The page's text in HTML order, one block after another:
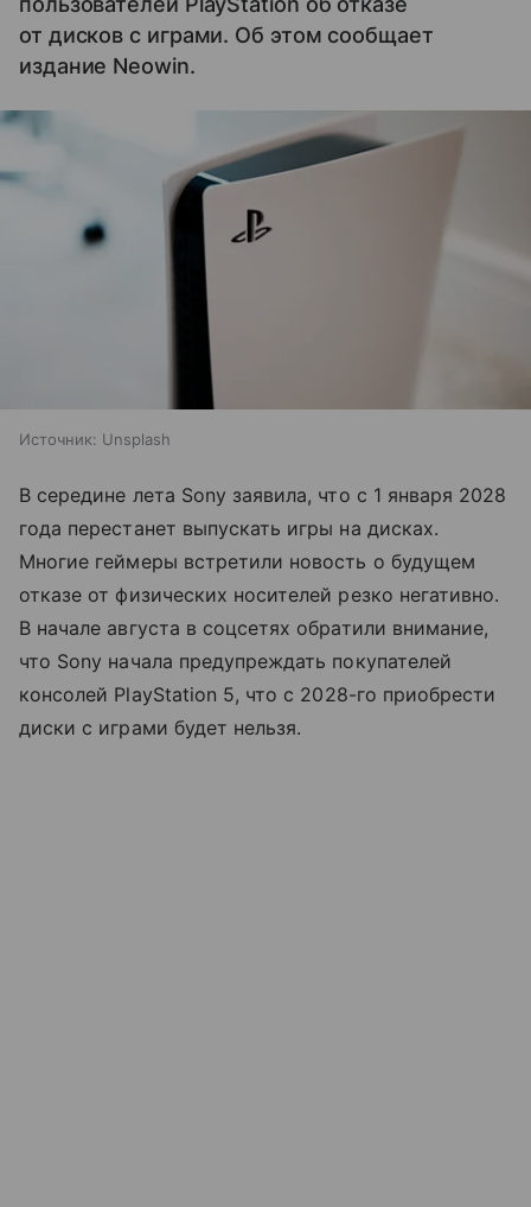
от дисков с играми. Об этом сообщает
издание Neowin.
Источник: Unsplash
В середине лета Sony заявила, что с 1 января 2028
года перестанет выпускать игры на дисках.
Многие геймеры встретили новость о будущем
отказе от физических носителей резко негативно.
В начале августа в соцсетях обратили внимание,
что Sony начала предупреждать покупателей
консолей PlayStation 5, что с 2028-го приобрести
диски с играми будет нельзя.